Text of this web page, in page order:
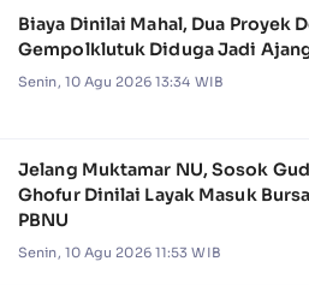
Biaya Dinilai Mahal, Dua Proyek
Gempolklutuk Diduga Jadi
Senin, 10 Agu 2026 13:34 WIB
Jelang Muktamar NU, Sosok
Ghofur Dinilai Layak Masuk
PBNU
Senin, 10 Agu 2026 11:53 WIB